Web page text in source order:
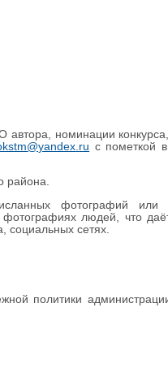
автора, номинации
@yandex.ru c пометкой
района.
фотографий или
людей, что
социальных сетях.
политики